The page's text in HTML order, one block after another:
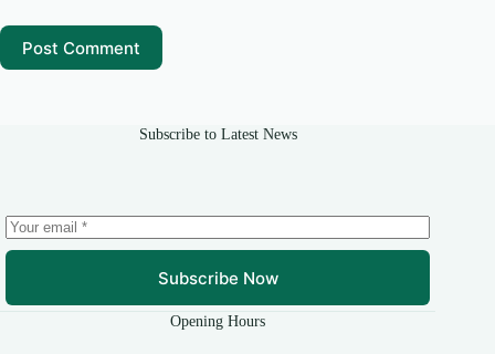
Post Comment
Subscribe to Latest News
Subscribe Now
Opening Hours